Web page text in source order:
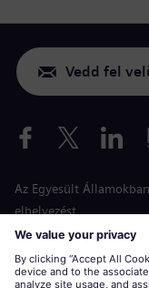
Vedd fel
Az Egyesült
elhelyezést
Esélyegyenlőség a
siemens-energy.com